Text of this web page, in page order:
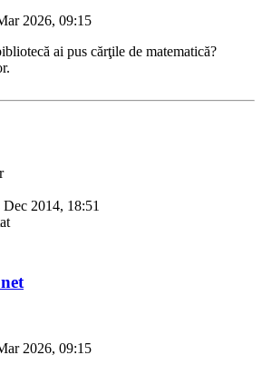
2026, 09:15
ai pus cărţile de matematică?
Dec 2014, 18:51
2026, 09:15